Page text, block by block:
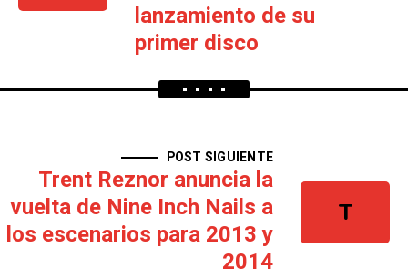
lanzamiento de su
primer disco
T
POST SIGUIENTE
Trent Reznor anuncia la
vuelta de Nine Inch Nails a
los escenarios para 2013 y
2014